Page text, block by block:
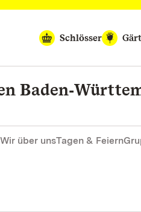
Schlösser
Wir über unsTagen & Feiern